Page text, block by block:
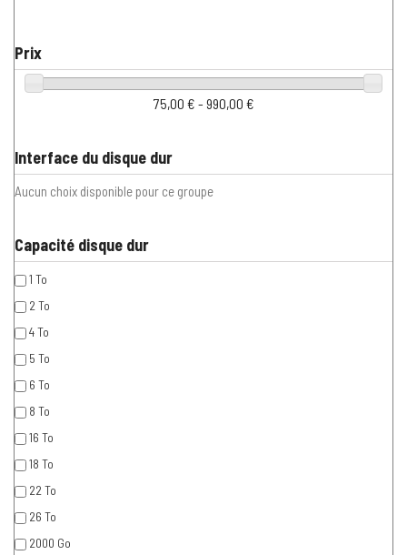
Prix
75,00 € - 990,00 €
Interface du disque dur
Aucun choix disponible pour ce groupe
Capacité disque dur
1 To
2 To
4 To
5 To
6 To
8 To
16 To
18 To
22 To
26 To
2000 Go